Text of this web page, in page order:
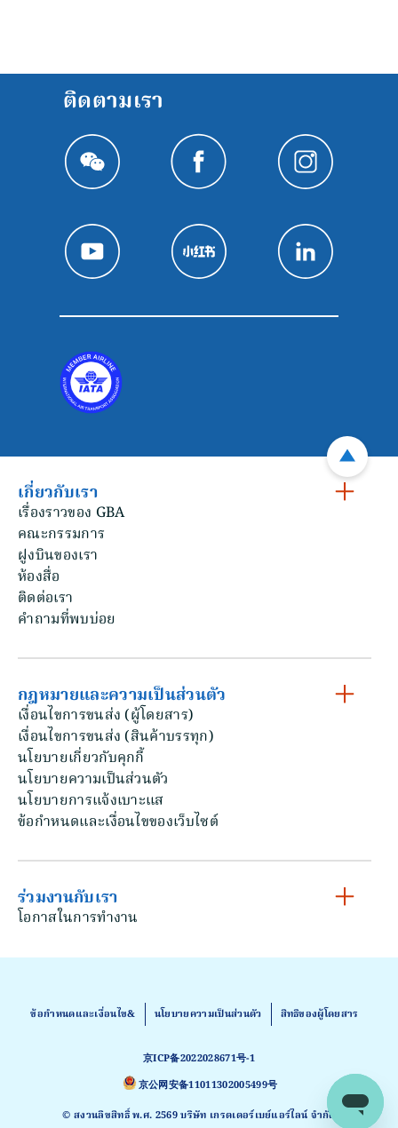
ติดตามเรา
เกี่ยวกับเรา
เรื่องราวของ GBA
คณะกรรมการ
ฝูงบินของเรา
ห้องสื่อ
ติดต่อเรา
คําถามที่พบบ่อย
กฎหมายและความเป็นส่วนตัว
เงื่อนไขการขนส่ง (ผู้โดยสาร)
เงื่อนไขการขนส่ง (สินค้าบรรทุก)
นโยบายเกี่ยวกับคุกกี้
นโยบายความเป็นส่วนตัว
นโยบายการแจ้งเบาะแส
ข้อกําหนดและเงื่อนไขของเว็บไซต์
ร่วมงานกับเรา
โอกาสในการทํางาน
ข้อกําหนดและเงื่อนไข& นโยบายความเป็นส่วนตัว สิทธิของผู้โดยสาร
京ICP备2022028671号-1
京公网安备11011302005499号
© สงวนลิขสิทธิ์ พ.ศ. 2569 บริษัท เกรตเตอร์เบย์แอร์ไลน์ จำกัด